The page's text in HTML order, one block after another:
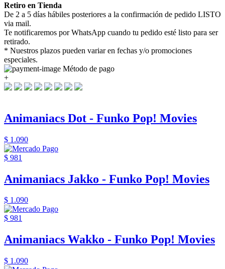
Retiro en Tienda
De 2 a 5 días hábiles posteriores a la confirmación de pedido LISTO
via mail.
Te notificaremos por WhatsApp cuando tu pedido esté listo para ser
retirado.
* Nuestros plazos pueden variar en fechas y/o promociones
especiales.
Método de pago
+
Animaniacs Dot - Funko Pop! Movies
$ 1.090
$ 981
Animaniacs Jakko - Funko Pop! Movies
$ 1.090
$ 981
Animaniacs Wakko - Funko Pop! Movies
$ 1.090